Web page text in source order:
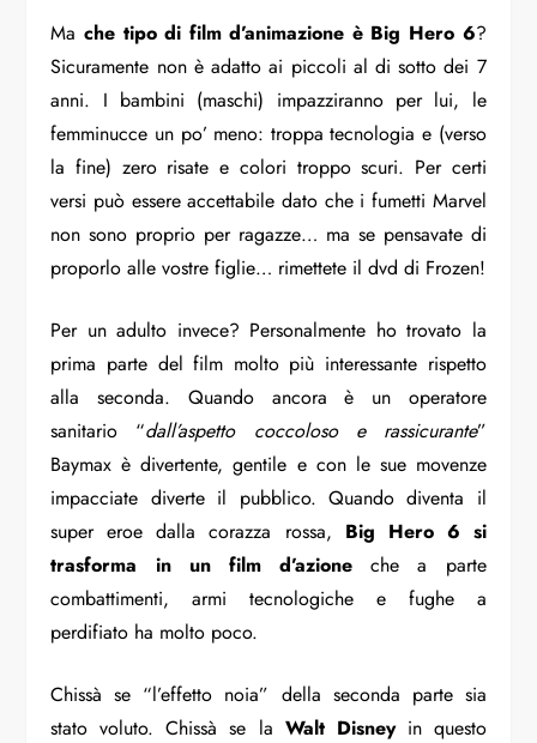
Ma che tipo di film d’animazione è Big Hero 6?
Sicuramente non è adatto ai piccoli al di sotto dei 7
anni. I bambini (maschi) impazziranno per lui, le
femminucce un po’ meno: troppa tecnologia e (verso
la fine) zero risate e colori troppo scuri. Per certi
versi può essere accettabile dato che i fumetti Marvel
non sono proprio per ragazze… ma se pensavate di
proporlo alle vostre figlie… rimettete il dvd di Frozen!
Per un adulto invece? Personalmente ho trovato la
prima parte del film molto più interessante rispetto
alla seconda. Quando ancora è un operatore
sanitario “dall’aspetto coccoloso e rassicurante”
Baymax è divertente, gentile e con le sue movenze
impacciate diverte il pubblico. Quando diventa il
super eroe dalla corazza rossa, Big Hero 6 si
trasforma in un film d’azione che a parte
combattimenti, armi tecnologiche e fughe a
perdifiato ha molto poco.
Chissà se “l’effetto noia” della seconda parte sia
stato voluto. Chissà se la Walt Disneyin questo